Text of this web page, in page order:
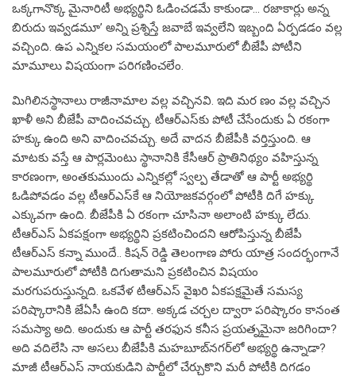
ఒక్కగానొక్క మైనారిటీ అభ్యర్థిని ఓడించడమే కాకుండా… రజాకార్లు అన్న
బిరుదు ఇవ్వడమూ’ అన్ని ప్రశ్నిస్తే జవాబే ఇవ్వలేని ఇబ్బంది ఏర్పడడం వల్ల
వచ్చింది. ఉప ఎన్నికల సమయంలో పాలమూరులో బీజేపీ పోటీని
మామూలు విషయంగా పరిగణించలేం.
మిగిలినస్థానాలు రాజీనామాల వల్ల వచ్చినవి. ఇది మర ణం వల్ల వచ్చిన
ఖాళీ అని బీజేపీ వాదించవచ్చు. టీఆర్‌ఎస్‌కు పోటీ చేసేందుకు ఏ రకంగా
హక్కు ఉంది అని వాదించవచ్చు. అదే వాదన బీజేపీకి వర్తిస్తుంది. ఆ
మాటకు వస్తే ఆ పార్లమెంటు స్థానానికి కేసీఆర్ ప్రాతినిథ్యం వహిస్తున్న
కారణంగా, అంతకుముందు ఎన్నికల్లో స్వల్ప తేడాతో ఆ పార్టీ అభ్యర్థి
ఓడిపోవడం వల్ల టీఆర్‌ఎస్‌కే ఆ నియోజకవర్గంలో పోటీకి దిగే హక్కు
ఎక్కువగా ఉంది. బీజేపీకి ఏ రకంగా చూసినా అలాంటి హక్కు లేదు.
టీఆర్‌ఎస్ ఏకపక్షంగా అభ్యర్థిని ప్రకటించిందని ఆరోపిస్తున్న బీజేపీ
టీఆర్‌ఎస్ కన్నా ముందే.. కిషన్‌ రెడ్డి తెలంగాణ పోరు యాత్ర సందర్భంగానే
పాలమూరులో పోటీకి దిగుతామని ప్రకటించిన విషయం
మరగుపరుస్తున్నది. ఒకవేళ టీఆర్‌ఎస్ వైఖరి ఏకపక్షమైతే సమస్య
పరిష్కారానికి జేఏసీ ఉంది కదా. అక్కడ చర్చల ద్వారా పరిష్కారం కానంత
సమస్యా అది. అందుకు ఆ పార్టీ తరఫున కనీస ప్రయత్నమైనా జరిగిందా?
అది వదిలేసి నా అసలు బీజేపీకి మహబూబ్‌నగర్‌లో అభ్యర్థి ఉన్నాడా?
మాజీ టీఆర్‌ఎస్ నాయకుడిని పార్టీలో చేర్చుకొని మరీ పోటీకి దిగడం